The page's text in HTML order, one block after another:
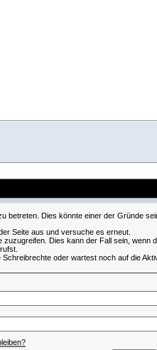
betreten. Dies könnte einer der Gründe
Seite aus und versuche es erneut.
Dies kann der Fall sein, wenn
oder wartest noch auf die